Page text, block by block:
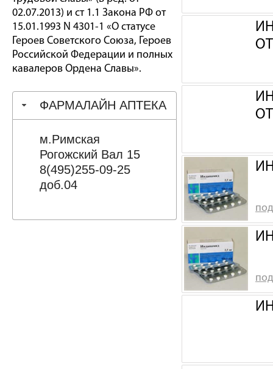
02.07.2013) и ст 1.1 Закона РФ от
15.01.1993 N 4301-1 «О статусе
Героев Советского Союза, Героев
Российской Федерации и полных
кавалеров Ордена Славы».
ФАРМАЛАЙН АПТЕКА
м.Римская
Рогожский Вал 15
8(495)255-09-25
доб.04